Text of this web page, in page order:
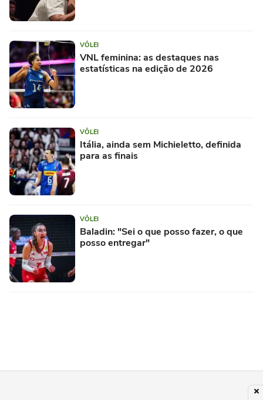
VÔLEI
VNL feminina: as destaques nas
estatísticas na edição de 2026
VÔLEI
Itália, ainda sem Michieletto, definida
para as finais
VÔLEI
Baladin: "Sei o que posso fazer, o que
posso entregar"